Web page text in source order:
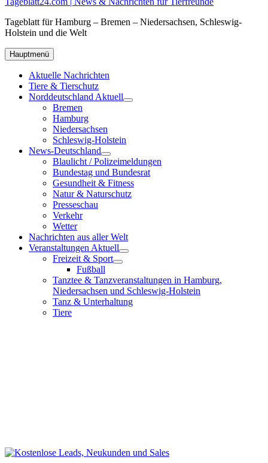
Tageblatt für Hamburg – Bremen – Niedersachsen, Schleswig-
Holstein und die Welt
Hauptmenü
Aktuelle Nachrichten
Tiere & Tierschutz
Norddeutschland Aktuell
Bremen
Hamburg
Niedersachsen
Schleswig-Holstein
News-Deutschland
Blaulicht / Polizeimeldungen
Bundestag und Bundesrat
Gesundheit & Fitness
Natur & Naturschutz
Presseschau
Verkehr
Wetter
Nachrichten aus aller Welt
Veranstaltungen Aktuell
Freizeit & Sport
Fußball
Tanztee & Tanzveranstaltungen in Hamburg,
Niedersachsen und Schleswig-Holstein
Tanz & Unterhaltung
Tiere